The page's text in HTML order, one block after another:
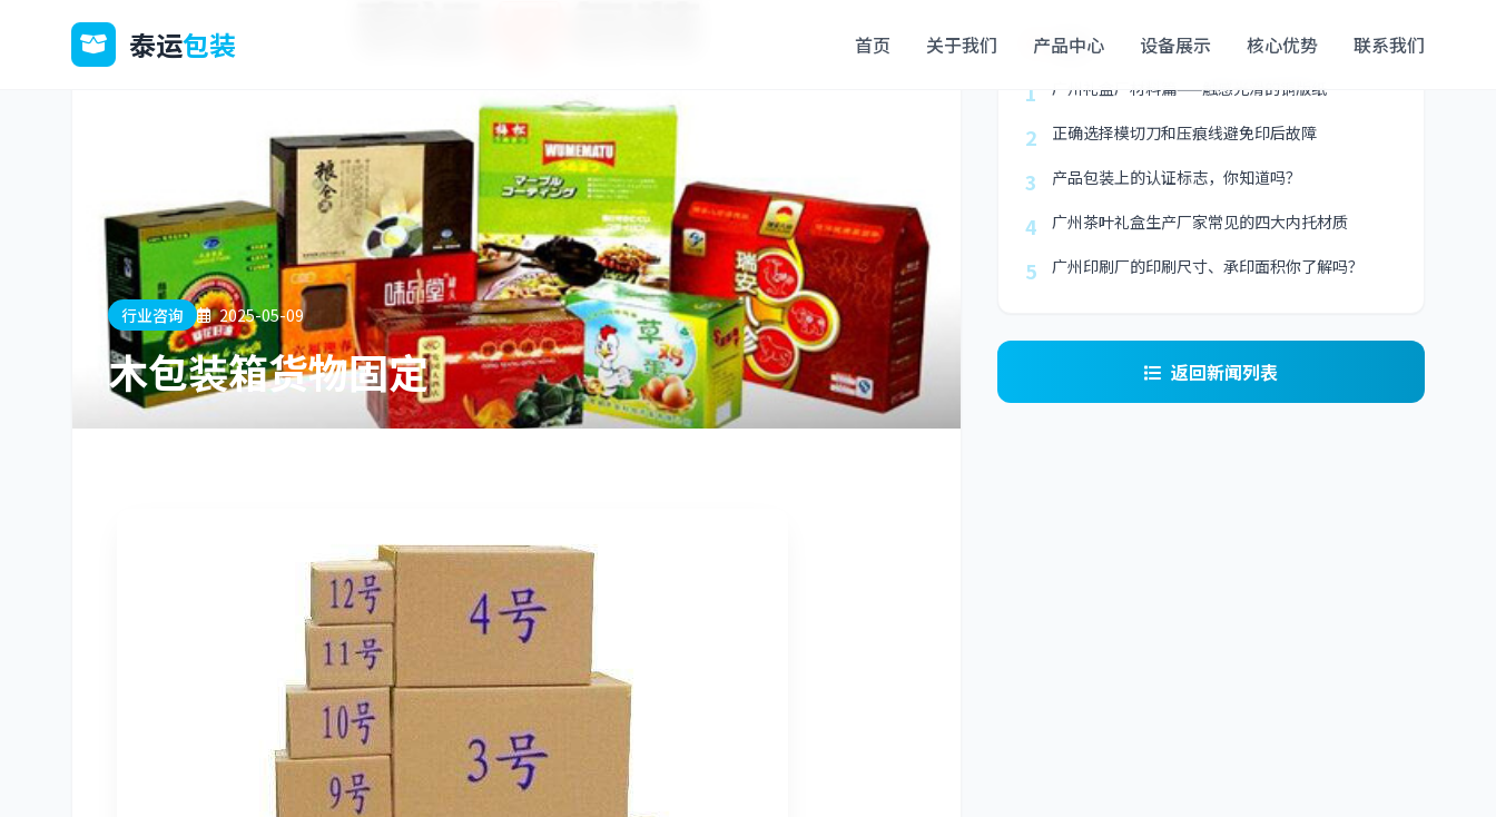
泰运包装 首页 关于我们 产品中心 设备展示 核心优势 联系我们
行业咨询 2025-05-09
木包装箱货物固定
最新
1
广州礼盒厂材料篇——触感光滑的铜版纸
2 正确选择模切刀和压痕线避免印后故障
3 产品包装上的认证标志，你知道吗？
4 广州茶叶礼盒生产厂家常见的四大内托材质
5 广州印刷厂的印刷尺寸、承印面积你了解吗？
返回新闻列表